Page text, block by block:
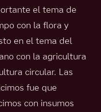
el tema de
con la flora y
en el tema del
con la agricultura
circular. Las
fue que
con insumos